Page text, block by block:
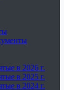
в 2026 г.
в 2025 г.
в 2024 г.